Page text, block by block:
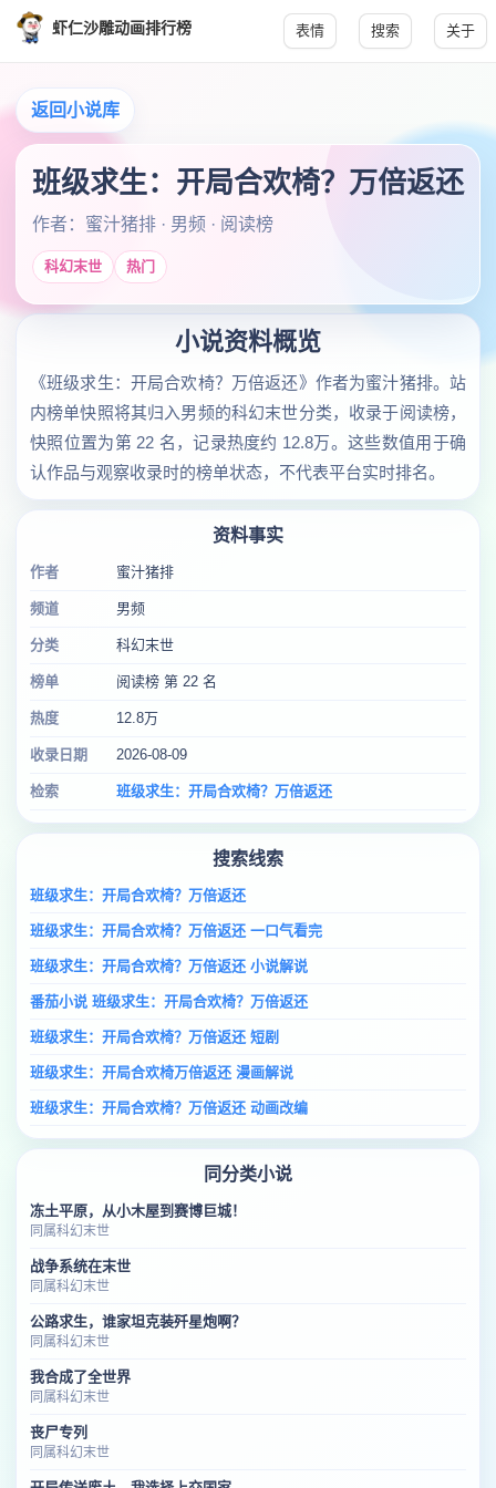
虾仁沙雕动画排行榜 表情 搜索 关于
返回小说库
班级求生：开局合欢椅？万倍返还
作者：蜜汁猪排 · 男频 · 阅读榜
科幻末世 热门
小说资料概览
《班级求生：开局合欢椅？万倍返还》作者为蜜汁猪排。站
内榜单快照将其归入男频的科幻末世分类，收录于阅读榜，
快照位置为第 22 名，记录热度约 12.8万。这些数值用于确
认作品与观察收录时的榜单状态，不代表平台实时排名。
资料事实
作者 蜜汁猪排
频道 男频
分类 科幻末世
榜单 阅读榜 第 22 名
热度 12.8万
收录日期 2026-08-09
检索 班级求生：开局合欢椅？万倍返还
搜索线索
班级求生：开局合欢椅？万倍返还
班级求生：开局合欢椅？万倍返还 一口气看完
班级求生：开局合欢椅？万倍返还 小说解说
番茄小说 班级求生：开局合欢椅？万倍返还
班级求生：开局合欢椅？万倍返还 短剧
班级求生：开局合欢椅万倍返还 漫画解说
班级求生：开局合欢椅？万倍返还 动画改编
同分类小说
冻土平原，从小木屋到赛博巨城！
同属科幻末世
战争系统在末世
同属科幻末世
公路求生，谁家坦克装歼星炮啊？
同属科幻末世
我合成了全世界
同属科幻末世
丧尸专列
同属科幻末世